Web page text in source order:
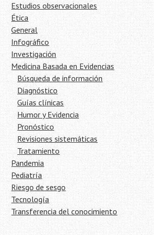
Estudios observacionales
Ética
General
Infográfico
Investigación
Medicina Basada en Evidencias
Búsqueda de información
Diagnóstico
Guías clínicas
Humor y Evidencia
Pronóstico
Revisiones sistemáticas
Tratamiento
Pandemia
Pediatría
Riesgo de sesgo
Tecnología
Transferencia del conocimiento